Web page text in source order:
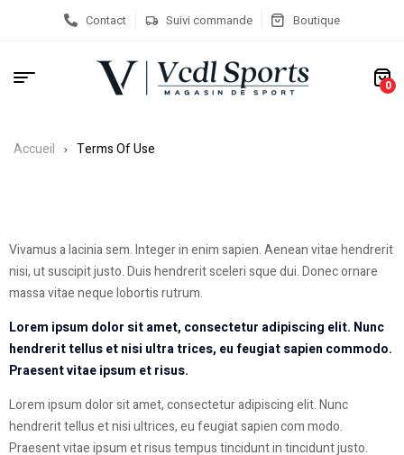
Contact Suivi commande Boutique
0
Accueil Terms Of Use
Vivamus a lacinia sem. Integer in enim sapien. Aenean vitae hendrerit
nisi, ut suscipit justo. Duis hendrerit sceleri sque dui. Donec ornare
massa vitae neque lobortis rutrum.
Lorem ipsum dolor sit amet, consectetur adipiscing elit. Nunc
hendrerit tellus et nisi ultra trices, eu feugiat sapien commodo.
Praesent vitae ipsum et risus.
Lorem ipsum dolor sit amet, consectetur adipiscing elit. Nunc
hendrerit tellus et nisi ultrices, eu feugiat sapien com modo.
Praesent vitae ipsum et risus tempus tincidunt in tincidunt justo.